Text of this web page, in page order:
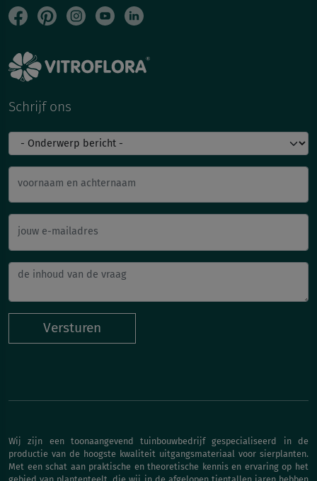
Schrijf ons
voornaam en achternaam
jouw e-mailadres
Versturen
Wij zijn een toonaangevend tuinbouwbedrijf gespecialiseerd in de
productie van de hoogste kwaliteit uitgangsmateriaal voor sierplanten.
Met een schat aan praktische en theoretische kennis en ervaring op het